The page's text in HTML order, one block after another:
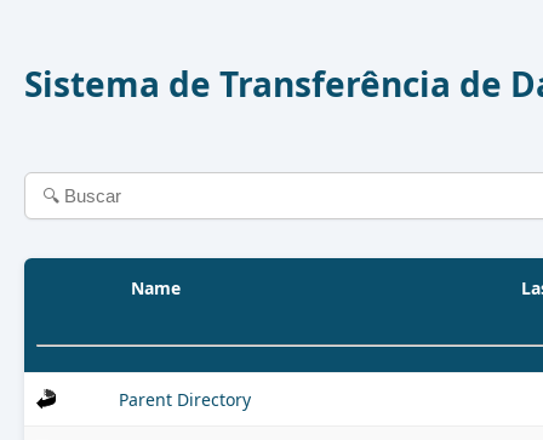
Sistema de Transferência de
Name
Parent Directory